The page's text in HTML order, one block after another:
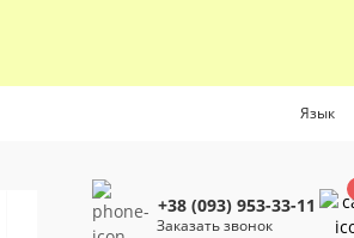
Язык
+38 (093) 953-33-11
Заказать звонок